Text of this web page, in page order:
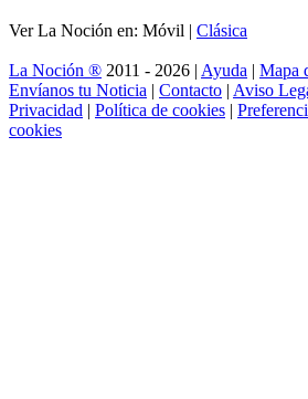
Ver La Noción en: Móvil | Clásica
La Noción ® 2011 - 2026 | Ayuda | Mapa
Envíanos tu Noticia | Contacto | Aviso
Privacidad | Política de cookies |
cookies